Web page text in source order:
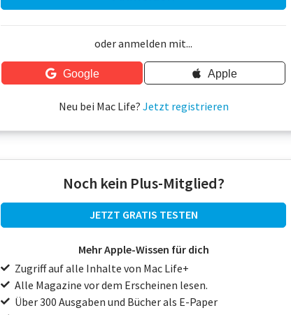
oder anmelden mit...
Google Apple
Neu bei Mac Life? Jetzt registrieren
Noch kein Plus-Mitglied?
JETZT GRATIS TESTEN
Mehr Apple-Wissen für dich
Zugriff auf alle Inhalte von Mac Life+
Alle Magazine vor dem Erscheinen lesen.
Über 300 Ausgaben und Bücher als E-Paper